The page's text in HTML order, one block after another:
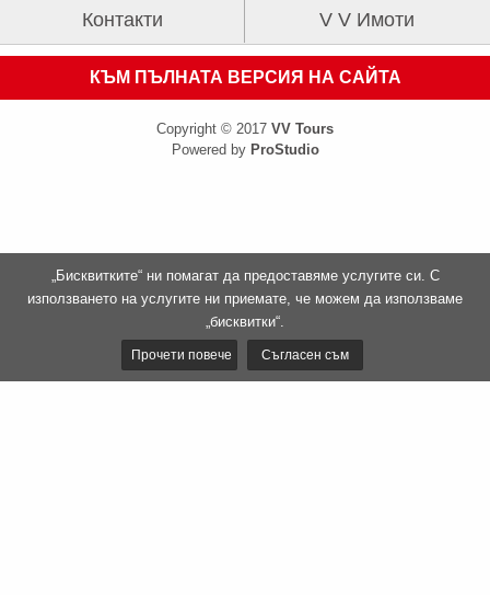
Контакти V V Имоти
КЪМ ПЪЛНАТА ВЕРСИЯ НА САЙТА
Copyright © 2017 VV Tours
Powered by ProStudio
„Бисквитките“ ни помагат да предоставяме услугите си. С
използването на услугите ни приемате, че можем да използваме
„бисквитки“.
Прочети повече Съгласен съм